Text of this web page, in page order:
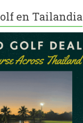
en Tailandia